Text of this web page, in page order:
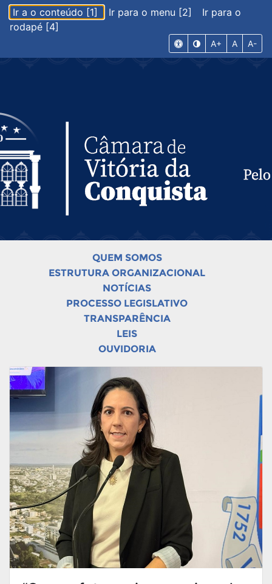
Ir a o conteúdo [1] Ir para o menu [2]
Ir para o
rodapé [4]
A+ A A-
QUEM SOMOS
ESTRUTURA ORGANIZACIONAL
NOTÍCIAS
PROCESSO LEGISLATIVO
TRANSPARÊNCIA
LEIS
OUVIDORIA